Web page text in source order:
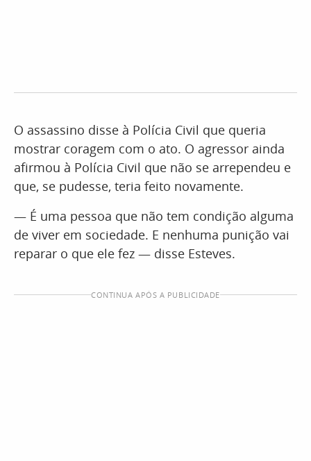
O assassino disse à Polícia Civil que queria
mostrar coragem com o ato. O agressor ainda
afirmou à Polícia Civil que não se arrependeu e
que, se pudesse, teria feito novamente.
— É uma pessoa que não tem condição alguma
de viver em sociedade. E nenhuma punição vai
reparar o que ele fez — disse Esteves.
CONTINUA APÓS A PUBLICIDADE